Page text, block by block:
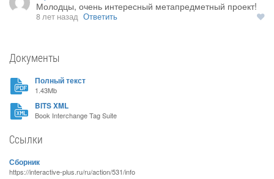
Молодцы, очень интересный метапредметный проект!
8 лет назад Ответить
Документы
Полный текст
1.43Mb
BITS XML
Book Interchange Tag Suite
Ссылки
Сборник
https://interactive-plus.ru/ru/action/531/info